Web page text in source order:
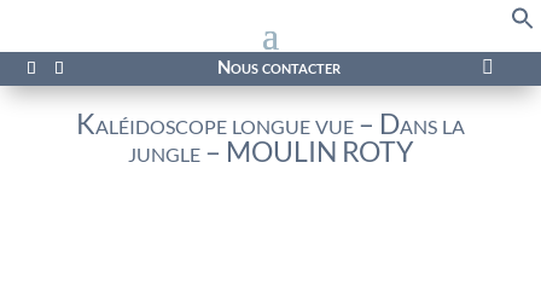
Nous contacter 
Kaléidoscope longue vue – Dans la
jungle – MOULIN ROTY